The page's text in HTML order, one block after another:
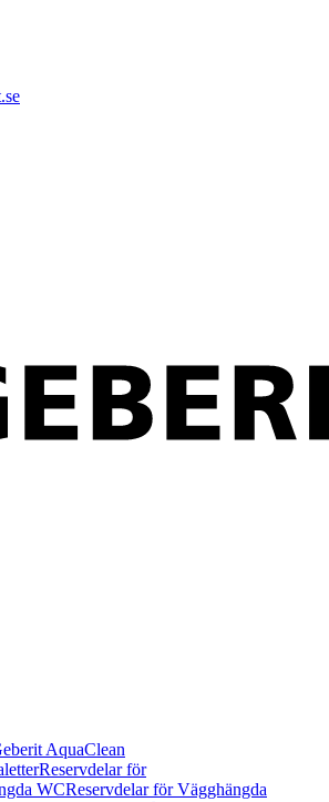
AquaClean
Reservdelar för
WCReservdelar för Vägghängda